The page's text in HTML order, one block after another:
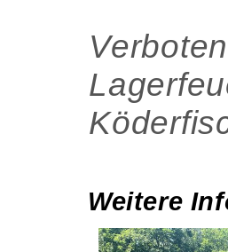
Verboten
Weitere